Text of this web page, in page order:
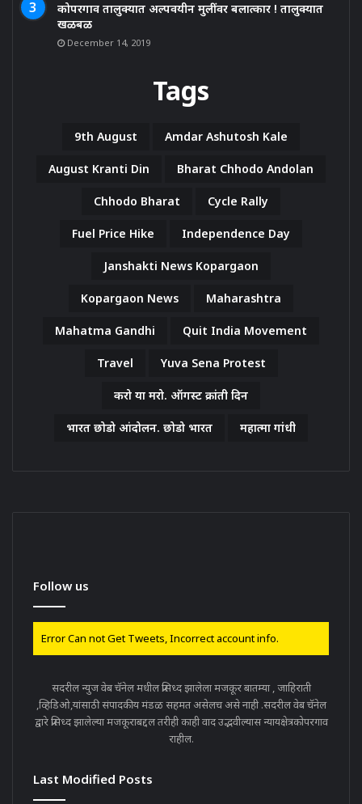
कोपरगाव तालुक्यात अल्पवयीन मुलींवर बलात्कार ! तालुक्यात
खळबळ
December 14, 2019
Tags
9th August Amdar Ashutosh Kale
August Kranti Din Bharat Chhodo Andolan
Chhodo Bharat Cycle Rally
Fuel Price Hike Independence Day
Janshakti News Kopargaon
Kopargaon News Maharashtra
Mahatma Gandhi Quit India Movement
Travel Yuva Sena Protest
करो या मरो. ऑगस्ट क्रांती दिन
भारत छोडो आंदोलन. छोडो भारत महात्मा गांधी
Follow us
Error Can not Get Tweets, Incorrect account info.
सदरील न्युज वेब चॅनेल मधील प्रसिध्द झालेला मजकूर बातम्या , जाहिराती
,व्हिडिओ,यांसाठी संपादकीय मंडळ सहमत असेलच असे नाही .सदरील वेब चॅनेल
द्वारे प्रसिध्द झालेल्या मजकूराबद्दल तरीही काही वाद उद्भवील्यास न्यायक्षेत्रकोपरगाव
राहील.
Last Modified Posts